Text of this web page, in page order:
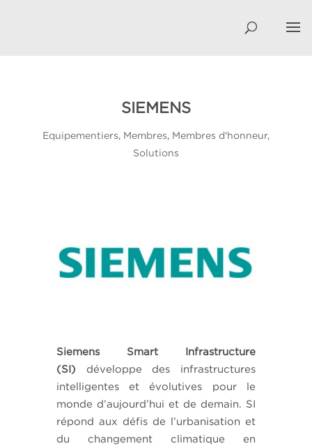
SIEMENS
Equipementiers, Membres, Membres d'honneur,
Solutions
Siemens Smart Infrastructure
(SI) développe des infrastructures
intelligentes et évolutives pour le
monde d’aujourd’hui et de demain. SI
répond aux défis de l’urbanisation et
du changement climatique en